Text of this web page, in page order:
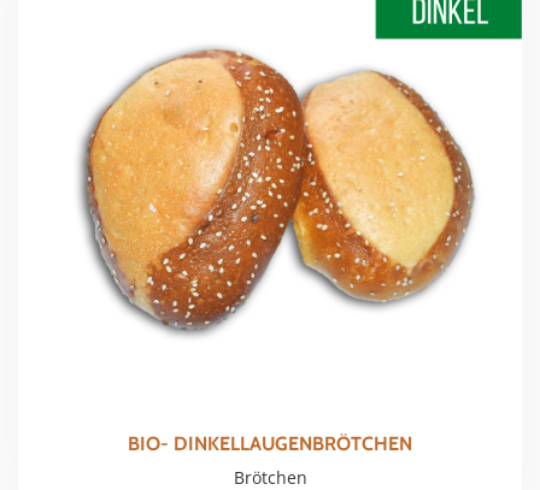
BIO- DINKELLAUGENBRÖTCHEN
Brötchen